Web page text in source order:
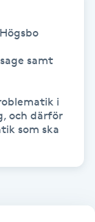
samt
i
och därför
som ska